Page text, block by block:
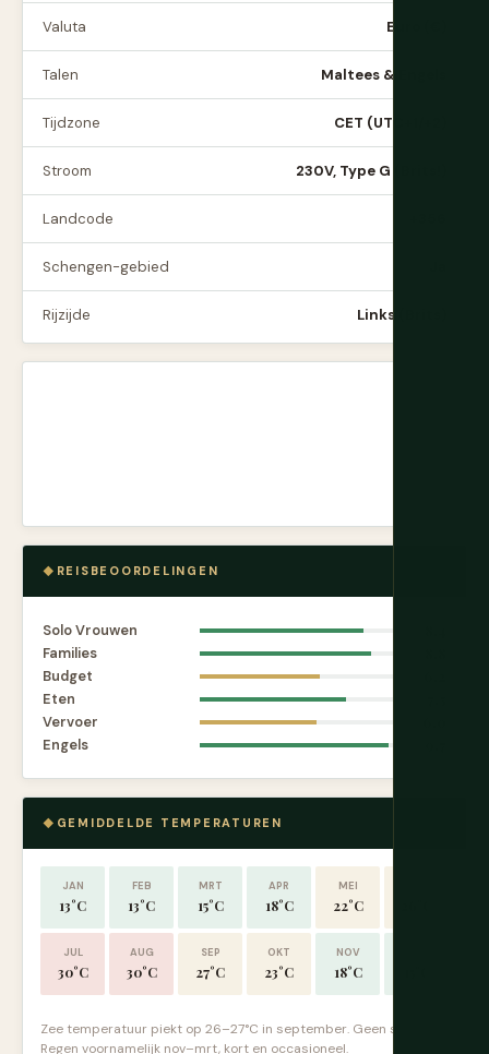
Valuta Euro (€)
Talen Maltees & Engels
Tijdzone CET (UTC+1/+2)
Stroom 230V, Type G (Brits!)
Landcode
Schengen-gebied
Rijzijde Links (Brits)
REISBEOORDELINGEN
Solo Vrouwen
Families
Budget
Eten
Vervoer
Engels
GEMIDDELDE TEMPERATUREN
JAN
13°C
FEB
13°C
MRT
15°C
APR
18°C
MEI
22°C
JUL
30°C
AUG
30°C
SEP
27°C
OKT
23°C
NOV
18°C
Zee temperatuur piekt op 26–27°C in september. Geen sneeuw.
Regen voornamelijk nov–mrt, kort en occasioneel.